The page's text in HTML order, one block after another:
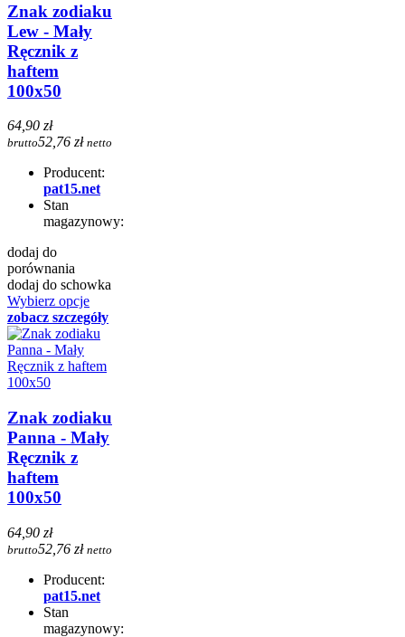
Znak zodiaku
Lew - Mały
Ręcznik z
haftem
100x50
64,90 zł
brutto52,76 zł netto
Producent:
pat15.net
Stan
magazynowy:
dodaj do
porównania
dodaj do schowka
Wybierz opcje
zobacz szczegóły
Znak zodiaku
Panna - Mały
Ręcznik z
haftem
100x50
64,90 zł
brutto52,76 zł netto
Producent:
pat15.net
Stan
magazynowy: